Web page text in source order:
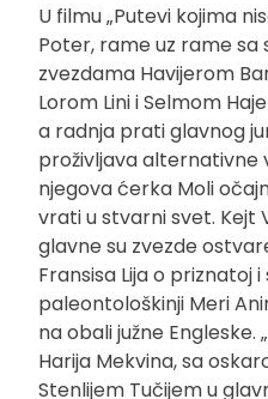
U filmu „Putevi kojima
Poter, rame uz rame
zvezdama Havijerom
Lorom Lini i Selmom
a radnja prati glavnog
proživljava alternativne
njegova ćerka Moli
vrati u stvarni svet. Kejt
glavne su zvezde
Fransisa Lija o priznatoj
paleontološkinji Meri
na obali južne Engleske.
Harija Mekvina, sa
Stenlijem Tučijem u